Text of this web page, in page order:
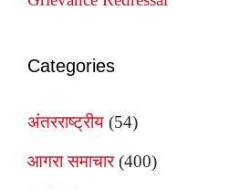
Categories
अंतरराष्ट्रीय (54)
आगरा समाचार(400)